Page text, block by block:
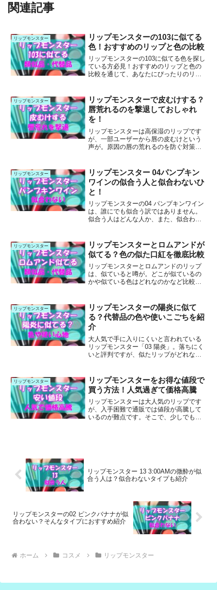
関連記事
リップモンスター
リップモンスターの103に似てる
色！おすすめのリップと色の比較
リップモンスターの103に似てる色を探し
ている方必見！おすすめのリップと色の
比較を通じて、あなたにぴったりのリッ
リップモンスター
リップモンスターで皮むけする？
唇荒れるのを撃退しておしゃれ
を！
リップモンスターは高保湿のリップです
が、一部ユーザーから唇の皮むけという
声が。原因の唇の荒れるのを防ぐ対策を
リップモンスター
リップモンスター 04パンプキン
ワインの似合う人と似合わないひ
と！
リップモンスターの04 パンプキンワイン
は、誰にでも似合う訳ではありません。
似合う人はどんな人か、また、似合わな
リップモンスター
リップモンスターとロムアンドが
似てる？色の似た口紅を徹底比較
リップモンスターとロムアンドのリップ
は、似ていると噂が。どこが似ているの
かや似ている色はどれなのかなど比較し
リップモンスター
リップモンスターの陽炎に似て
る？代替品の色や使いこごちを紹
介
大人気で手に入りにくいと言われている
リップモンスター「03 陽炎」。落ちにく
いと評判ですが、似たリップがどれなの
リップモンスター
リップモンスターをお得な値段で
買う方法！人気過ぎて価格高騰
リップモンスターは大人気のリップです
が、入手困難で通販では値段が高騰して
いるのが難点です。そこで、少しでもお
リップモンスター 13 3:00AMの微酔が似
合う人は？似合わないタイプも紹介
リップモンスターの02 ピンクバナナが似
合わない？そんなタイプにおすすめ紹介
ホーム コスメ リップモンスター